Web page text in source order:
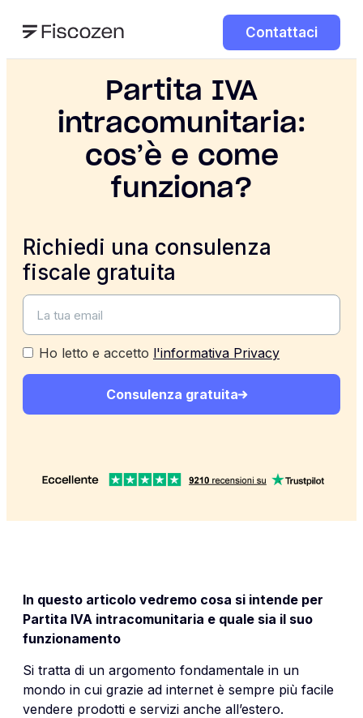
Contattaci
Partita IVA
intracomunitaria:
cos’è e come
funziona?
Richiedi una consulenza
fiscale gratuita
Ho letto e accetto l'informativa Privacy
Consulenza gratuita
In questo articolo vedremo cosa si intende per
Partita IVA intracomunitaria e quale sia il suo
funzionamento
Si tratta di un argomento fondamentale in un
mondo in cui grazie ad internet è sempre più facile
vendere prodotti e servizi anche all’estero.